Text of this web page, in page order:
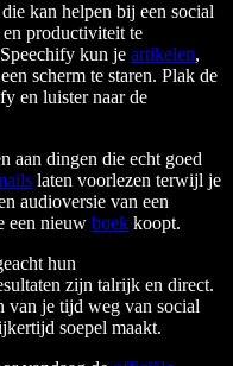
kan helpen bij een social
productiviteit te
kun je artikelen,
scherm te staren. Plak de
en luister naar de
aan dingen die echt goed
laten voorlezen terwijl je
audioversie van een
een nieuw boek koopt.
hun
zijn talrijk en direct.
van je tijd weg van social
soepel maakt.